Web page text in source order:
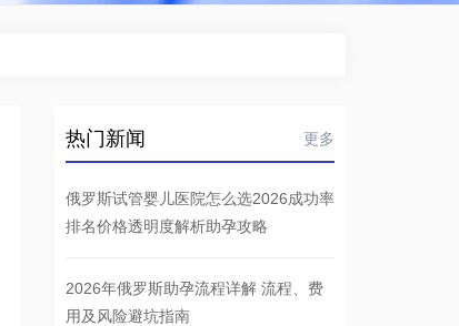
热门新闻 更多
俄罗斯试管婴儿医院怎么选2026成功率
排名价格透明度解析助孕攻略
2026年俄罗斯助孕流程详解 流程、费
用及风险避坑指南